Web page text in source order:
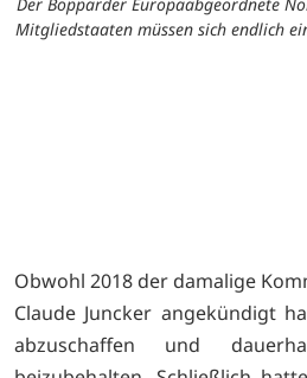
Mitgliedstaaten müssen sich endlich
Obwohl 2018 der damalige
Claude Juncker angekündigt
abzuschaffen und